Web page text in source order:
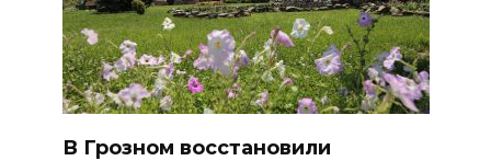
В Грозном восстановили